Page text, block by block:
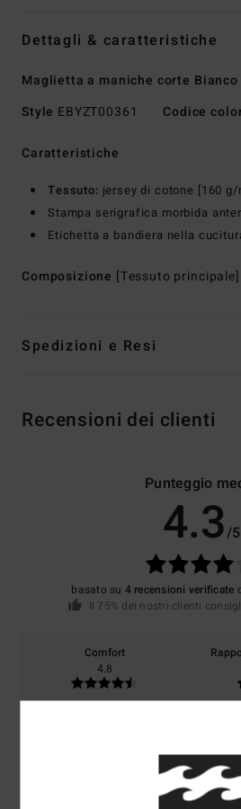
Dettagli & caratteristiche
Maglietta a maniche corte Bianco
Style EBYZT00361 Codice
Caratteristiche
Tessuto: jersey di cotone [160 g/
Stampa serigrafica morbida
Etichetta a bandiera nella
Composizione [Tessuto
Spedizioni e Resi
Recensioni dei clienti
Punteggio
4.3/5
basato su 4 recensioni verificate
Il 75% dei nostri clienti
Comfort
4.8
Troppo grande